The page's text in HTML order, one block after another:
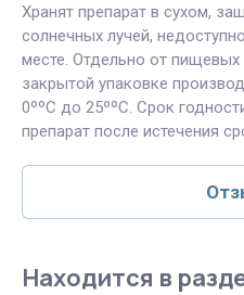
Хранят препарат в сухом,
солнечных лучей,
месте. Отдельно от
закрытой упаковке
0ººС до 25ººС. Срок
препарат после истечения
Находится в